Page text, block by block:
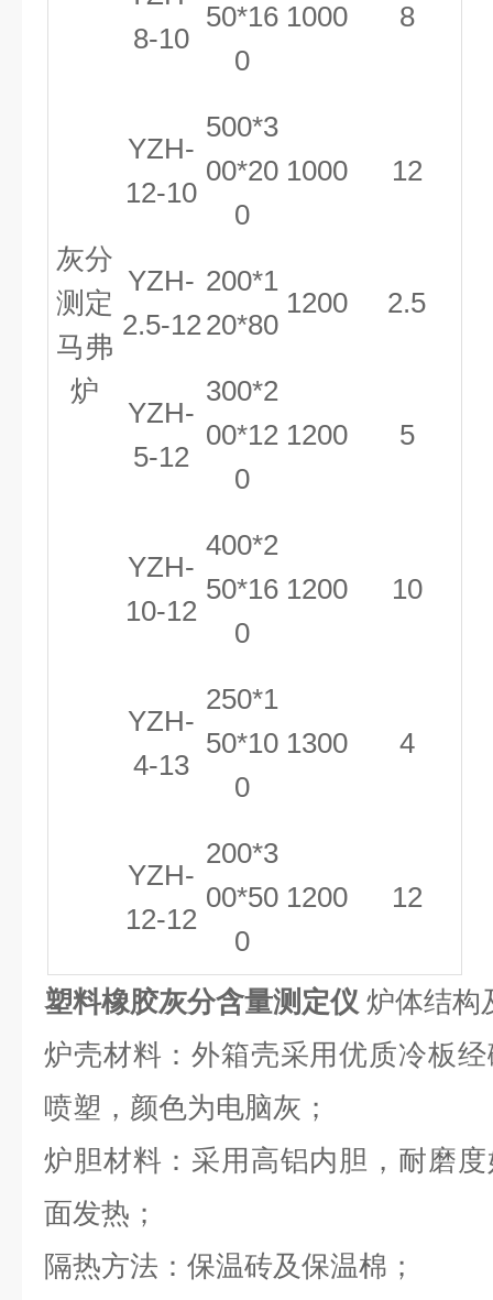
灰分
测定
马弗
炉
8-10
50*16
0
1000 8
YZH-
12-10
500*3
00*20
0
1000 12
YZH-
2.5-12
200*1
20*80
1200 2.5
YZH-
5-12
300*2
00*12
0
1200 5
YZH-
10-12
400*2
50*16
0
1200 10
YZH-
4-13
250*1
50*10
0
1300 4
YZH-
12-12
200*3
00*50
0
1200 12
塑料橡胶灰分含量测定仪 炉体结构
炉壳材料：外箱壳采用优质冷板
喷塑，颜色为电脑灰；
炉胆材料：采用高铝内胆，耐磨
面发热；
隔热方法：保温砖及保温棉；